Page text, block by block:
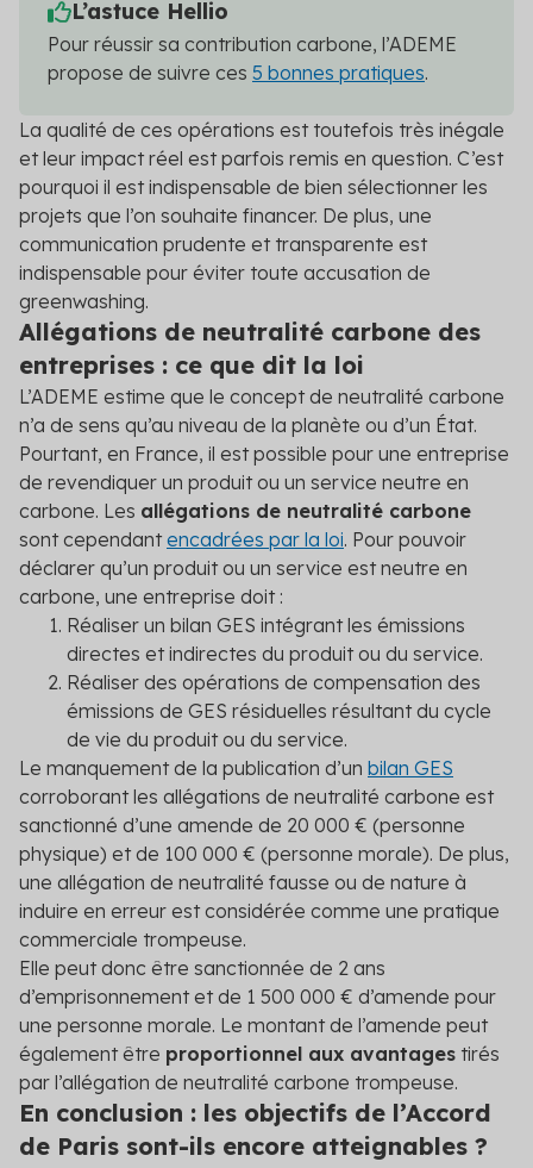
L’astuce Hellio
Pour réussir sa contribution carbone, l’ADEME
propose de suivre ces 5 bonnes pratiques.
La qualité de ces opérations est toutefois très inégale
et leur impact réel est parfois remis en question. C’est
pourquoi il est indispensable de bien sélectionner les
projets que l’on souhaite financer. De plus, une
communication prudente et transparente est
indispensable pour éviter toute accusation de
greenwashing.
Allégations de neutralité carbone des
entreprises : ce que dit la loi
L’ADEME estime que le concept de neutralité carbone
n’a de sens qu’au niveau de la planète ou d’un État.
Pourtant, en France, il est possible pour une entreprise
de revendiquer un produit ou un service neutre en
carbone. Les allégations de neutralité carbone
sont cependant encadrées par la loi. Pour pouvoir
déclarer qu’un produit ou un service est neutre en
carbone, une entreprise doit :
Réaliser un bilan GES intégrant les émissions
directes et indirectes du produit ou du service.
Réaliser des opérations de compensation des
émissions de GES résiduelles résultant du cycle
de vie du produit ou du service.
Le manquement de la publication d’un bilan GES
corroborant les allégations de neutralité carbone est
sanctionné d’une amende de 20 000 € (personne
physique) et de 100 000 € (personne morale). De plus,
une allégation de neutralité fausse ou de nature à
induire en erreur est considérée comme une pratique
commerciale trompeuse.
Elle peut donc être sanctionnée de 2 ans
d’emprisonnement et de 1 500 000 € d’amende pour
une personne morale. Le montant de l’amende peut
également être proportionnel aux avantages tirés
par l’allégation de neutralité carbone trompeuse.
En conclusion : les objectifs de l’Accord
de Paris sont-ils encore atteignables ?